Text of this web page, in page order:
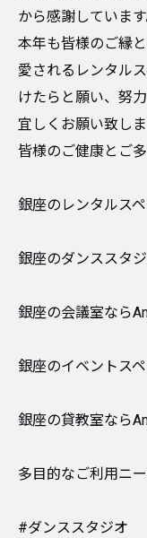
から感謝していま
本年も皆様のご縁
愛されるレンタル
けたらと願い、努
宜しくお願い致し
皆様のご健康とご
銀座のレンタルス
銀座のダンススタ
銀座の会議室なら
銀座のイベントス
銀座の貸教室なら
多目的なご利用ニ
#ダンススタジオ